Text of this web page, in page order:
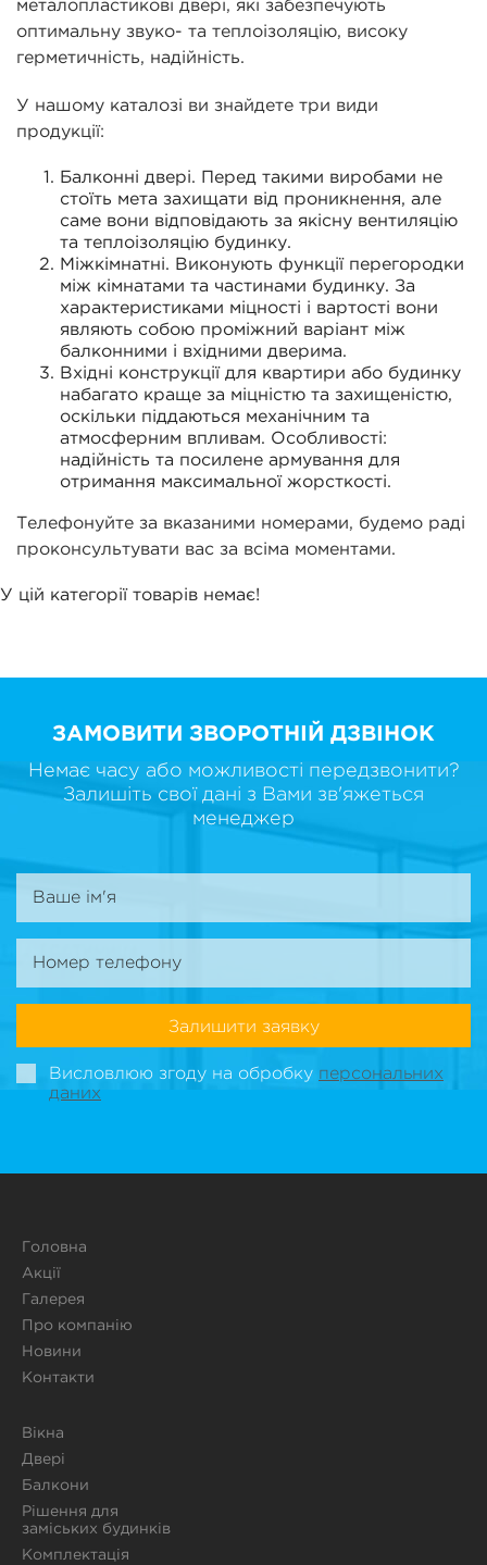
металопластикові двері, які забезпечують
оптимальну звуко- та теплоізоляцію, високу
герметичність, надійність.
У нашому каталозі ви знайдете три види
продукції:
Балконні двері. Перед такими виробами не
стоїть мета захищати від проникнення, але
саме вони відповідають за якісну вентиляцію
та теплоізоляцію будинку.
Міжкімнатні. Виконують функції перегородки
між кімнатами та частинами будинку. За
характеристиками міцності і вартості вони
являють собою проміжний варіант між
балконними і вхідними дверима.
Вхідні конструкції для квартири або будинку
набагато краще за міцністю та захищеністю,
оскільки піддаються механічним та
атмосферним впливам. Особливості:
надійність та посилене армування для
отримання максимальної жорсткості.
Телефонуйте за вказаними номерами, будемо раді
проконсультувати вас за всіма моментами.
У цій категорії товарів немає!
ЗАМОВИТИ ЗВОРОТНІЙ ДЗВІНОК
Немає часу або можливості передзвонити?
Залишіть свої дані з Вами зв'яжеться
менеджер
Залишити заявку
Висловлюю згоду на обробку персональних
даних
Головна
Акції
Галерея
Про компанію
Новини
Контакти
Вікна
Двері
Балкони
Рішення для
заміських будинків
Комплектація